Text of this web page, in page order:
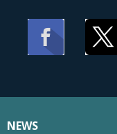
NEWS